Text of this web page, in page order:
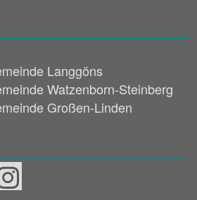
Langgöns
Watzenborn-Steinberg
Großen-Linden